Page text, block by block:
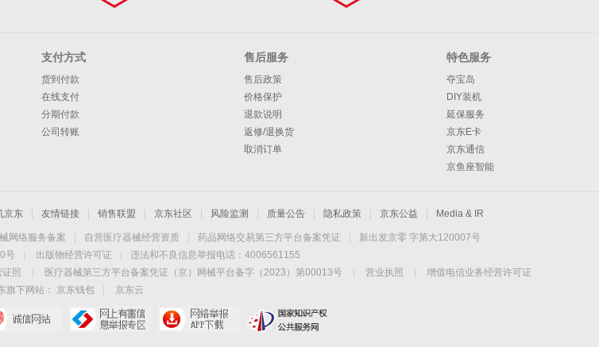
支付方式
货到付款
在线支付
分期付款
公司转账
售后服务
售后政策
价格保护
退款说明
返修/退换货
取消订单
特色服务
夺宝岛
DIY装机
延保服务
京东E卡
京东通信
京鱼座智能
京东 友情链接 销售联盟 京东社区 风险监测 质量公告 隐私政策 京东公益 Media & IR
网络服务备案 自营医疗器械经营资质 药品网络交易第三方平台备案凭证
新出发京零 字第大120007号
号
出版物经营许可证
违法和不良信息举报电话：4006561155
证照 医疗器械第三方平台备案凭证（京）网械平台备字（2023）第00013号 营业执照
增值电信业务经营许可证
旗下网站：
京东钱包
京东云